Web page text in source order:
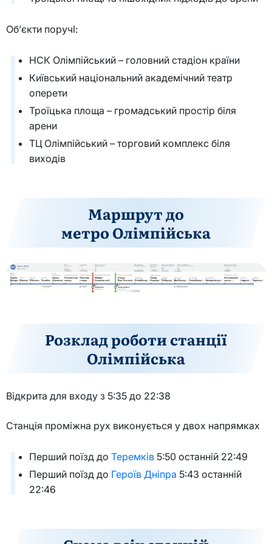
Об’єкти поручl:
НСК Олімпійський – головний стадіон країни
Київський національний академічний театр
оперети
Троїцька площа – громадський простір біля
арени
ТЦ Олімпійський – торговий комплекс біля
виходів
Маршрут до
метро Олімпійська
Розклад роботи станції
Олімпійська
Відкрита для входу з 5:35 до 22:38
Станція проміжна рух виконується у двох напрямках
Перший поїзд до Теремків 5:50 останній 22:49
Перший поїзд до Героїв Дніпра 5:43 останній
22:46